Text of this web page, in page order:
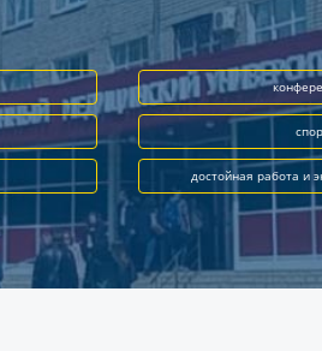
достойная работа и